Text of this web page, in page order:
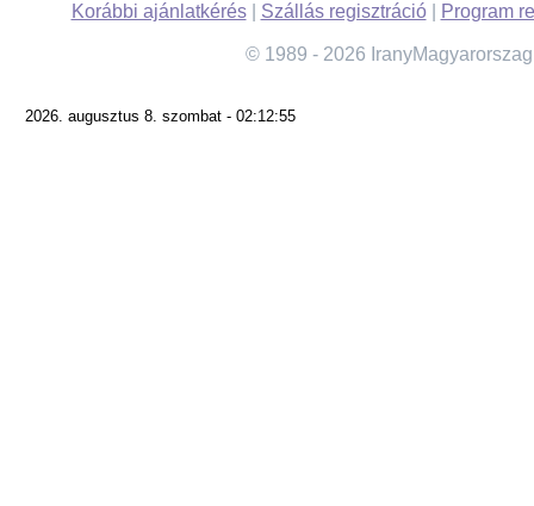
Korábbi ajánlatkérés| Szállás regisztráció| Program
© 1989 - 2026
2026. augusztus 8. szombat - 02:12:55